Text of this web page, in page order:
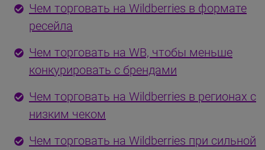
Чем торговать на Wildberries в формате
ресейла
Чем торговать на WB, чтобы меньше
конкурировать с брендами
Чем торговать на Wildberries в регионах с
низким чеком
Чем торговать на Wildberries при сильной